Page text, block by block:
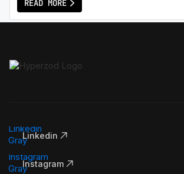
READ MORE
Linkedin
Instagram